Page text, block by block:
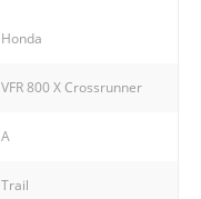
Honda
VFR 800 X Crossrunner
A
Trail